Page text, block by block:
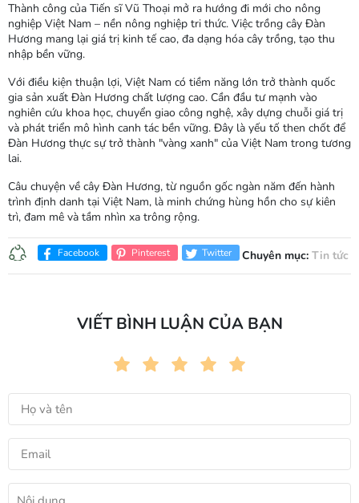
Thành công của Tiến sĩ Vũ Thoại mở ra hướng đi mới cho nông
nghiệp Việt Nam – nền nông nghiệp tri thức. Việc trồng cây Đàn
Hương mang lại giá trị kinh tế cao, đa dạng hóa cây trồng, tạo thu
nhập bền vững.
Với điều kiện thuận lợi, Việt Nam có tiềm năng lớn trở thành quốc
gia sản xuất Đàn Hương chất lượng cao. Cần đầu tư mạnh vào
nghiên cứu khoa học, chuyển giao công nghệ, xây dựng chuỗi giá trị
và phát triển mô hình canh tác bền vững. Đây là yếu tố then chốt để
Đàn Hương thực sự trở thành "vàng xanh" của Việt Nam trong tương
lai.
Câu chuyện về cây Đàn Hương, từ nguồn gốc ngàn năm đến hành
trình định danh tại Việt Nam, là minh chứng hùng hồn cho sự kiên
trì, đam mê và tầm nhìn xa trông rộng.
Facebook Pinterest Twitter Chuyên mục: Tin tức
VIẾT BÌNH LUẬN CỦA BẠN